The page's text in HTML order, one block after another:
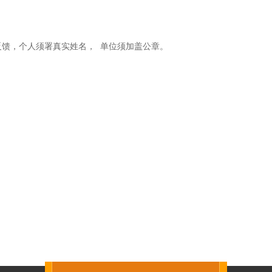
，个人须署真实姓名， 单位须加盖公章。